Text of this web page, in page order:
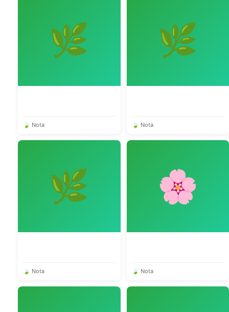
🌿
🍃 Nota
🌿
🍃 Nota
🌿
🍃 Nota
🌸
🍃 Nota